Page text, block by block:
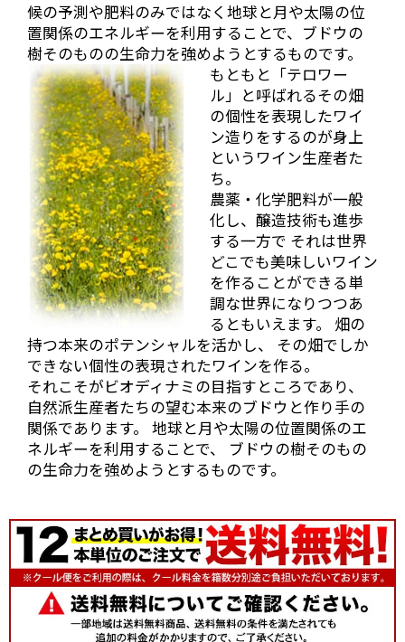
ほどのブドウを使用
し醸造され、樽熟成
（新樽は使用しな
い）を2年行った後、
ステンレスタンクへ
移されます。
最初に2011年ヴィン
テージから試飲。
丁度この時、樽から
でタンクから直接取
ってきてくれまし
た。チェリーやイチ
ゴなどの甘酸っぱい香りと酸味がしっかりしていてフ
ルーティーな果実味のまだ若々しさが目立つ状態で
す。
そして、2008年物の残りわずかのヴィンテージも出し
ていただきました。
まだフルーティーさは残っていますが、タンニンをし
っかり感じる2011年よりしっかりとしたスタイル。
そして2010年。香りはもちろんフルーティーです、果
実味とタンニンなどとてもバランスのとれた印象でし
た。
案内していた
だき、地下セ
ラー内でいろ
いろ試飲させ
ていただきま
候の予測や肥料のみではなく地球と月や太陽の位
置関係のエネルギーを利用することで、ブドウの
樹そのものの生命力を強めようとするものです。
もともと「テロワー
ル」と呼ばれるその畑
の個性を表現したワイ
ン造りをするのが身上
というワイン生産者た
ち。
農薬・化学肥料が一般
化し、醸造技術も進歩
する一方で それは世界
どこでも美味しいワイン
を作ることができる単
調な世界になりつつあ
るともいえます。 畑の
持つ本来のポテンシャルを活かし、 その畑でしか
できない個性の表現されたワインを作る。
それこそがビオディナミの目指すところであり、
自然派生産者たちの望む本来のブドウと作り手の
関係であります。 地球と月や太陽の位置関係のエ
ネルギーを利用することで、 ブドウの樹そのもの
の生命力を強めようとするものです。